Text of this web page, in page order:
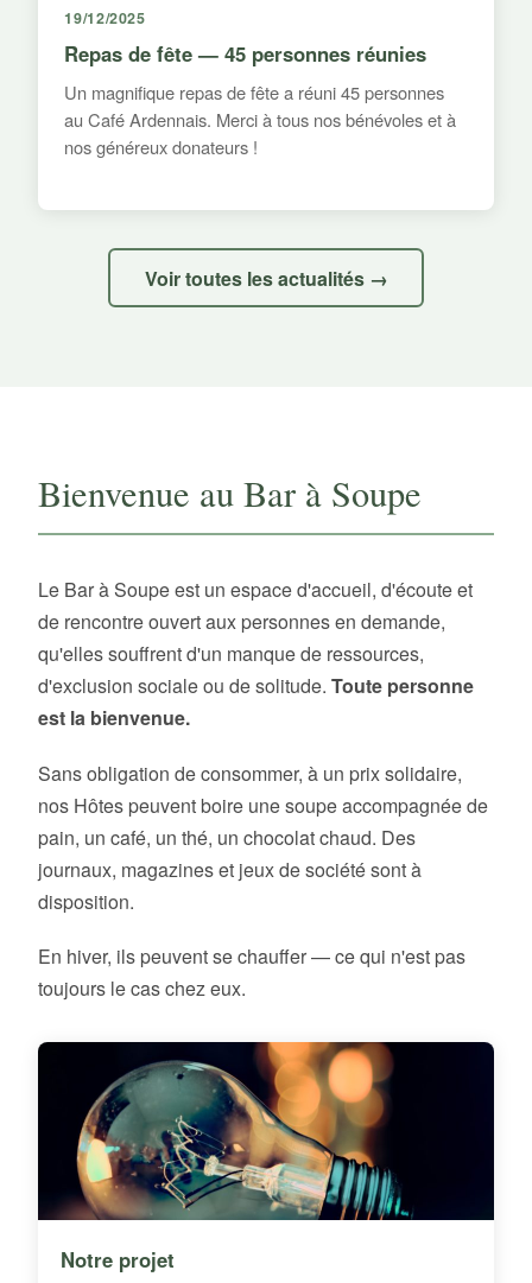
19/12/2025
Repas de fête — 45 personnes réunies
Un magnifique repas de fête a réuni 45 personnes
au Café Ardennais. Merci à tous nos bénévoles et à
nos généreux donateurs !
Voir toutes les actualités →
Bienvenue au Bar à Soupe
Le Bar à Soupe est un espace d'accueil, d'écoute et
de rencontre ouvert aux personnes en demande,
qu'elles souffrent d'un manque de ressources,
d'exclusion sociale ou de solitude. Toute personne
est la bienvenue.
Sans obligation de consommer, à un prix solidaire,
nos Hôtes peuvent boire une soupe accompagnée de
pain, un café, un thé, un chocolat chaud. Des
journaux, magazines et jeux de société sont à
disposition.
En hiver, ils peuvent se chauffer — ce qui n'est pas
toujours le cas chez eux.
Notre projet